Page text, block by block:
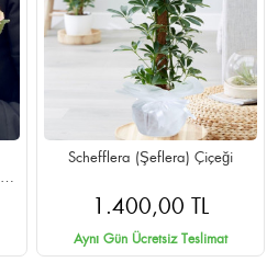
Schefflera (Şeflera) Çiçeği
1.400,00 TL
Aynı Gün Ücretsiz Teslimat